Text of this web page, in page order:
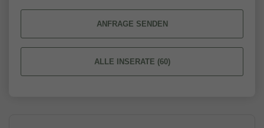
ANFRAGE SENDEN
ALLE INSERATE (60)